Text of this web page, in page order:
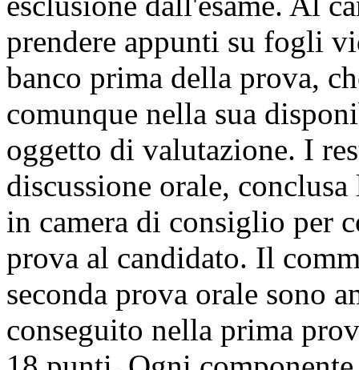
prendere appunti su fogli
banco prima della prova,
comunque nella sua
oggetto di valutazione. I
discussione orale,
in camera di consiglio per
prova al candidato. Il
seconda prova orale sono
conseguito nella prima